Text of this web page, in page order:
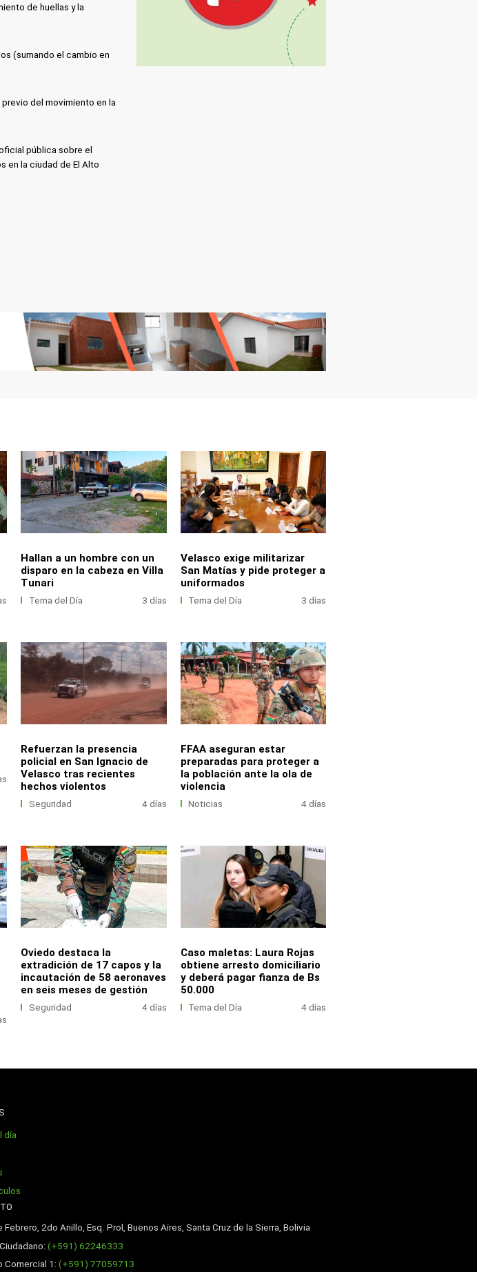
de huellas y la
(sumando el cambio en
del movimiento en la
pública sobre el
en la ciudad de El Alto
Hallan a un hombre con un
disparo en la cabeza en Villa
Tunari
Tema del Día 3 días
Velasco exige militarizar
San Matías y pide proteger a
uniformados
Tema del Día 3 días
Refuerzan la presencia
policial en San Ignacio de
Velasco tras recientes
hechos violentos
Seguridad 4 días
FFAA aseguran estar
preparadas para proteger a
la población ante la ola de
violencia
Noticias 4 días
Oviedo destaca la
extradición de 17 capos y la
incautación de 58 aeronaves
en seis meses de gestión
Seguridad 4 días
Caso maletas: Laura Rojas
obtiene arresto domiciliario
y deberá pagar fianza de Bs
50.000
Tema del Día 4 días
día
Febrero, 2do Anillo, Esq. Prol, Buenos Aires, Santa Cruz de la Sierra, Bolivia
(+591) 62246333
Comercial 1:(+591) 77059713